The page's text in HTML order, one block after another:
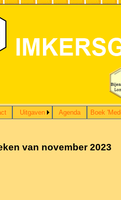
Uitgaven Agenda Boek
van november 2023